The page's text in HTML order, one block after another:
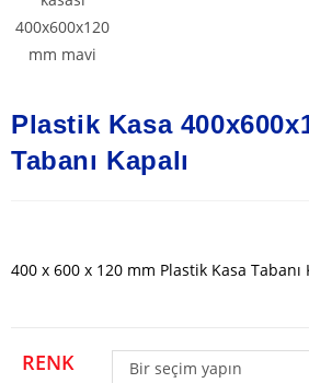
Plastik Kasa
Tabanı Kapalı
400 x 600 x 120 mm Plastik Kasa Tabanı
RENK Bir seçim yapın